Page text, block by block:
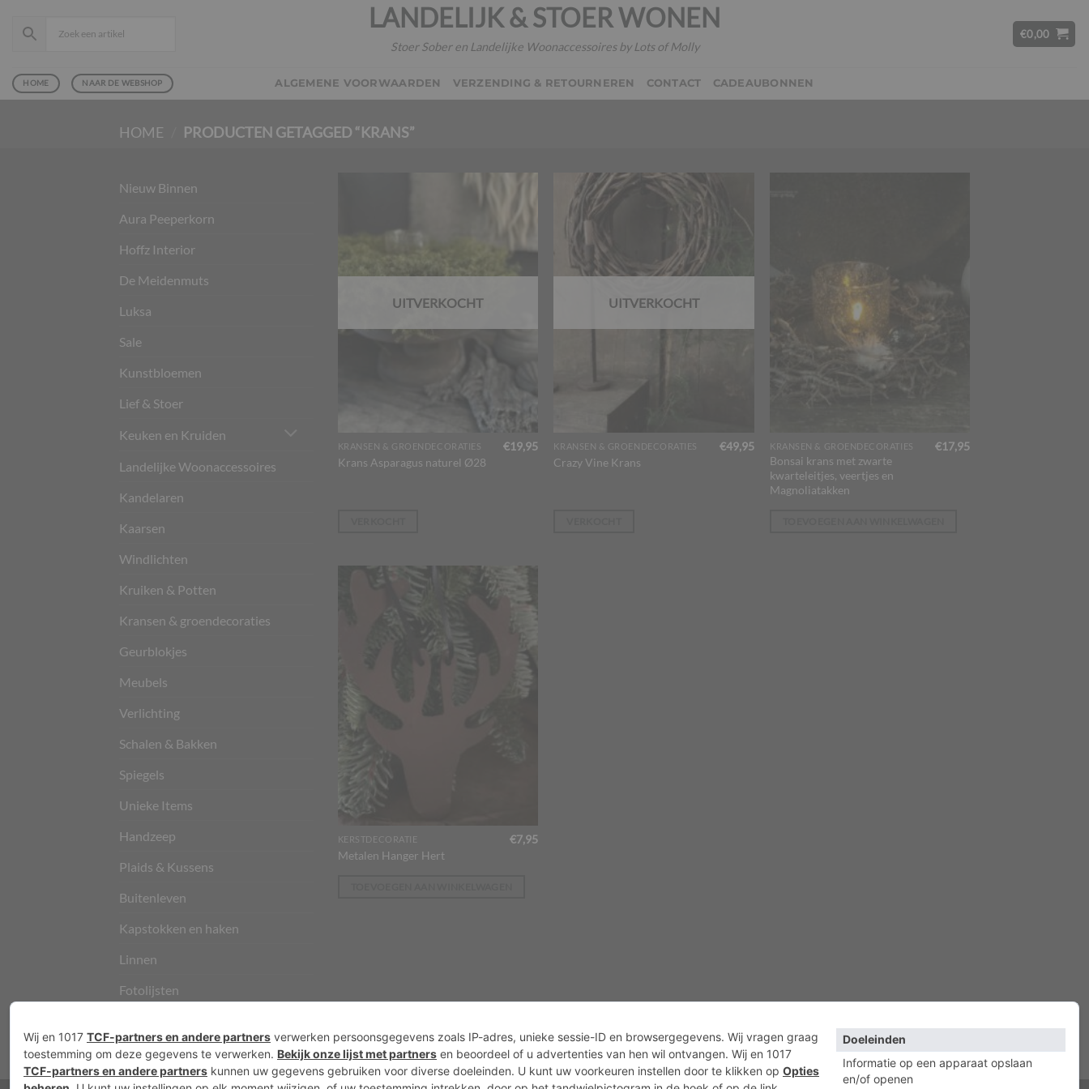
naar
LANDELIJK & STOER WONEN
Stoer Sober en Landelijke Woonaccessoires by Lots of Molly
€0,00
HOME NAAR DE WEBSHOP ALGEMENE VOORWAARDEN VERZENDING & RETOURNEREN CONTACT CADEAUBONNEN
HOME PRODUCTEN GETAGGED “KRANS”
Nieuw Binnen
Aura Peeperkorn
Hoffz Interior
De Meidenmuts
Luksa
Sale
Kunstbloemen
Lief & Stoer
Keuken en Kruiden
Landelijke Woonaccessoires
Kandelaren
Kaarsen
Windlichten
Kruiken & Potten
Kransen & groendecoraties
Geurblokjes
Meubels
Verlichting
Schalen & Bakken
Spiegels
Unieke Items
Handzeep
Plaids & Kussens
Buitenleven
Kapstokken en haken
Linnen
Fotolijsten
UITVERKOCHT
KRANSEN & GROENDECORATIES
Krans Asparagus naturel Ø28
€19,95
UITVERKOCHT
KRANSEN & GROENDECORATIES
Crazy Vine Krans
€49,95 KRANSEN & GROENDECORATIES
Bonsai krans met zwarte
kwarteleitjes, veertjes en
Magnoliatakken
€17,95
KERSTDECORATIE
Metalen Hanger Hert
€7,95